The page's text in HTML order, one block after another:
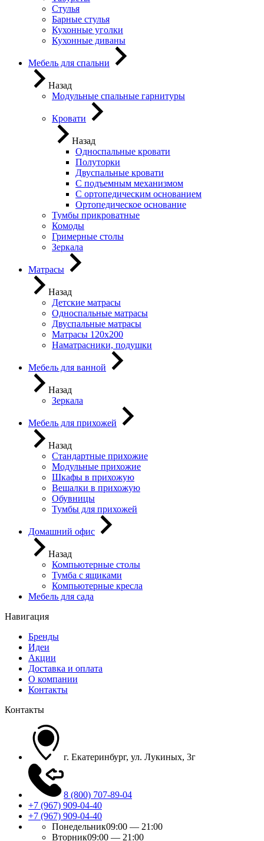
Стулья
Барные стулья
Кухонные уголки
Кухонные диваны
Мебель для спальни
Назад
Модульные спальные гарнитуры
Кровати
Назад
Односпальные кровати
Полуторки
Двуспальные кровати
С подъемным механизмом
С ортопедическим основанием
Ортопедическое основание
Тумбы прикроватные
Комоды
Гримерные столы
Зеркала
Матрасы
Назад
Детские матрасы
Односпальные матрасы
Двуспальные матрасы
Матрасы 120х200
Наматрасники, подушки
Мебель для ванной
Назад
Зеркала
Мебель для прихожей
Назад
Стандартные прихожие
Модульные прихожие
Шкафы в прихожую
Вешалки в прихожую
Обувницы
Тумбы для прихожей
Домашний офис
Назад
Компьютерные столы
Тумба с ящиками
Компьютерные кресла
Мебель для сада
Навигация
Бренды
Идеи
Акции
Доставка и оплата
О компании
Контакты
Контакты
г. Екатеринбург, ул. Лукиных, 3г
8 (800) 707-89-04
+7 (967) 909-04-40
+7 (967) 909-04-40
Понедельник09:00 — 21:00
Вторник09:00 — 21:00